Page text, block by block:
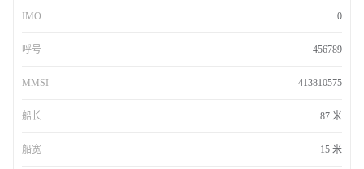
IMO 0
呼号 456789
MMSI 413810575
船长 87 米
船宽 15 米